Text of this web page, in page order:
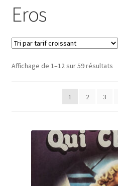
Affiches
Blotter art
A Propos
Eros
Affichage de 1–12 sur 59 résultats
1 2 3